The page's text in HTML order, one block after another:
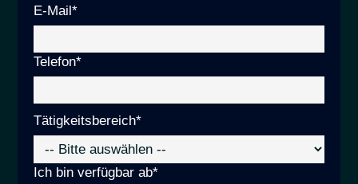
E-Mail*
Telefon*
Bitte
lasse
dieses
Feld
Tätigkeitsbereich*
Ich bin verfügbar ab*